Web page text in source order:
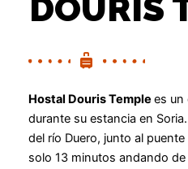
DOURIS
Hostal Douris Temple es un
durante su estancia en
del río Duero, junto al
solo 13 minutos andando